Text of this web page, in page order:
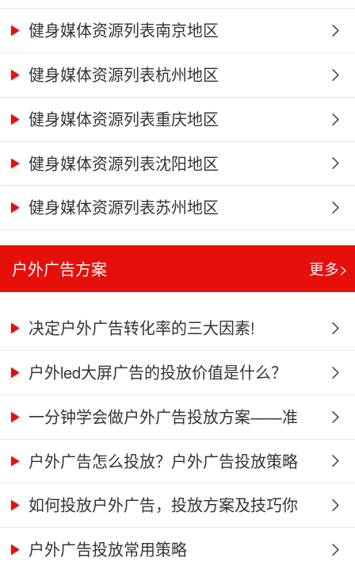
健身媒体资源列表南京地区
健身媒体资源列表杭州地区
健身媒体资源列表重庆地区
健身媒体资源列表沈阳地区
健身媒体资源列表苏州地区
户外广告方案 更多>
决定户外广告转化率的三大因素!
户外led大屏广告的投放价值是什么？
一分钟学会做户外广告投放方案——准
星...户外广告怎么投放？户外广告投放策略
分...如何投放户外广告，投放方案及技巧你
知...户外广告投放常用策略